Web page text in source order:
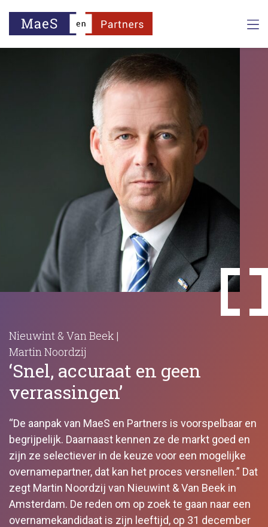
Nieuwint & Van Beek |
Martin Noordzij
‘Snel, accuraat en geen
verrassingen’
“De aanpak van MaeS en Partners is voorspelbaar en
begrijpelijk. Daarnaast kennen ze de markt goed en
zijn ze selectiever in de keuze voor een mogelijke
overnamepartner, dat kan het proces versnellen.” Dat
zegt Martin Noordzij van Nieuwint & Van Beek in
Amsterdam. De reden om op zoek te gaan naar een
overnamekandidaat is zijn leeftijd, op 31 december